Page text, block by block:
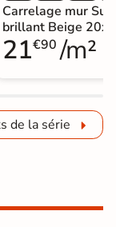
Carrelage mur
brillant Beige
21€90 /m²
de la série